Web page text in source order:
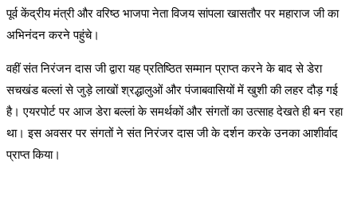
पूर्व केंद्रीय मंत्री और वरिष्ठ भाजपा नेता विजय सांपला खासतौर पर महाराज जी का
अभिनंदन करने पहुंचे।
वहीं संत निरंजन दास जी द्वारा यह प्रतिष्ठित सम्मान प्राप्त करने के बाद से डेरा
सचखंड बल्लां से जुड़े लाखों श्रद्धालुओं और पंजाबवासियों में खुशी की लहर दौड़ गई
है। एयरपोर्ट पर आज डेरा बल्लां के समर्थकों और संगतों का उत्साह देखते ही बन रहा
था। इस अवसर पर संगतों ने संत निरंजर दास जी के दर्शन करके उनका आशीर्वाद
प्राप्त किया।